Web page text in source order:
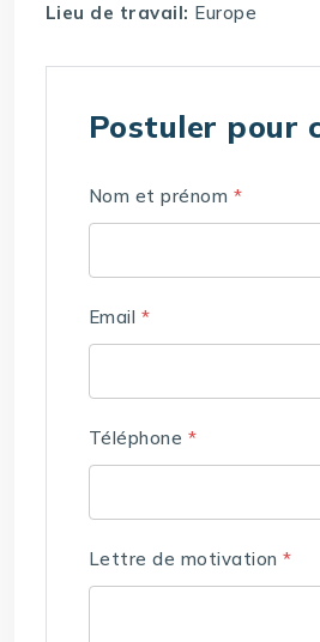
Lieu de travail: Europe
Postuler pour
Nom et prénom *
Email *
Téléphone *
Lettre de motivation*